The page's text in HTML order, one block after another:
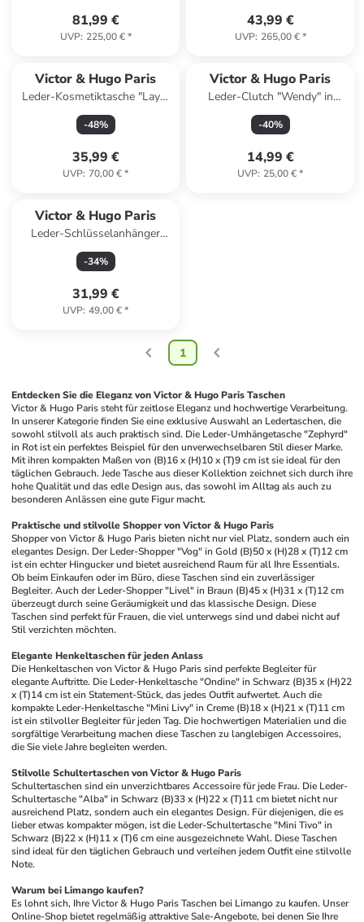
81,99 €
UVP: 225,00 €*
43,99 €
UVP: 265,00 €*
Victor & Hugo Paris
Leder-Kosmetiktasche "Laya"
in Rot - (B)20 x (H)10 x (T)3
cm
-48%
35,99 €
UVP: 70,00 €*
Victor & Hugo Paris
Leder-Clutch "Wendy" in
Hellbraun - (B)12 x (H)7 x
(T)3 cm
-40%
14,99 €
UVP: 25,00 €*
Victor & Hugo Paris
Leder-Schlüsselanhänger
"Avy" in Pink - (B)11 x (H)3 x
(T)1 cm
-34%
31,99 €
UVP: 49,00 €*
1
Entdecken Sie die Eleganz von Victor & Hugo Paris Taschen
Victor & Hugo Paris steht für zeitlose Eleganz und hochwertige Verarbeitung.
In unserer Kategorie finden Sie eine exklusive Auswahl an Ledertaschen, die
sowohl stilvoll als auch praktisch sind. Die Leder-Umhängetasche "Zephyrd"
in Rot ist ein perfektes Beispiel für den unverwechselbaren Stil dieser Marke.
Mit ihren kompakten Maßen von (B)16 x (H)10 x (T)9 cm ist sie ideal für den
täglichen Gebrauch. Jede Tasche aus dieser Kollektion zeichnet sich durch ihre
hohe Qualität und das edle Design aus, das sowohl im Alltag als auch zu
besonderen Anlässen eine gute Figur macht.
Praktische und stilvolle Shopper von Victor & Hugo Paris
Shopper von Victor & Hugo Paris bieten nicht nur viel Platz, sondern auch ein
elegantes Design. Der Leder-Shopper "Vog" in Gold (B)50 x (H)28 x (T)12 cm
ist ein echter Hingucker und bietet ausreichend Raum für all Ihre Essentials.
Ob beim Einkaufen oder im Büro, diese Taschen sind ein zuverlässiger
Begleiter. Auch der Leder-Shopper "Livel" in Braun (B)45 x (H)31 x (T)12 cm
überzeugt durch seine Geräumigkeit und das klassische Design. Diese
Taschen sind perfekt für Frauen, die viel unterwegs sind und dabei nicht auf
Stil verzichten möchten.
Elegante Henkeltaschen für jeden Anlass
Die Henkeltaschen von Victor & Hugo Paris sind perfekte Begleiter für
elegante Auftritte. Die Leder-Henkeltasche "Ondine" in Schwarz (B)35 x (H)22
x (T)14 cm ist ein Statement-Stück, das jedes Outfit aufwertet. Auch die
kompakte Leder-Henkeltasche "Mini Livy" in Creme (B)18 x (H)21 x (T)11 cm
ist ein stilvoller Begleiter für jeden Tag. Die hochwertigen Materialien und die
sorgfältige Verarbeitung machen diese Taschen zu langlebigen Accessoires,
die Sie viele Jahre begleiten werden.
Stilvolle Schultertaschen von Victor & Hugo Paris
Schultertaschen sind ein unverzichtbares Accessoire für jede Frau. Die Leder-
Schultertasche "Alba" in Schwarz (B)33 x (H)22 x (T)11 cm bietet nicht nur
ausreichend Platz, sondern auch ein elegantes Design. Für diejenigen, die es
lieber etwas kompakter mögen, ist die Leder-Schultertasche "Mini Tivo" in
Schwarz (B)22 x (H)11 x (T)6 cm eine ausgezeichnete Wahl. Diese Taschen
sind ideal für den täglichen Gebrauch und verleihen jedem Outfit eine stilvolle
Note.
Warum bei Limango kaufen?
Es lohnt sich, Ihre Victor & Hugo Paris Taschen bei Limango zu kaufen. Unser
Online-Shop bietet regelmäßig attraktive Sale-Angebote, bei denen Sie Ihre